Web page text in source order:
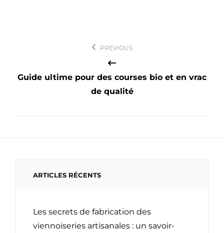
l’article
PREVIOUS
Guide ultime pour des courses bio et en vrac
de qualité
ARTICLES RÉCENTS
Les secrets de fabrication des
viennoiseries artisanales : un savoir-